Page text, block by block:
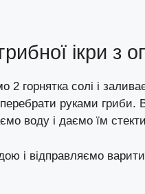
ікри з
2 горнятка солі і
руками гриби.
воду і даємо їм
і відправляємо